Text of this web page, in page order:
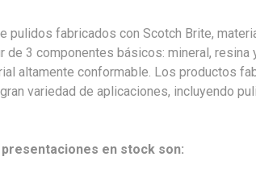
pulidos fabricados con Scotch Brite,
de 3 componentes básicos: mineral,
altamente conformable. Los productos
variedad de aplicaciones, incluyendo
presentaciones en stock son: